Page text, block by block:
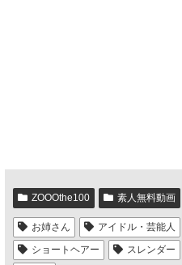
ZOOOthe100 素人無料動画
お姉さん アイドル・芸能人
ショートヘアー
スレンダー